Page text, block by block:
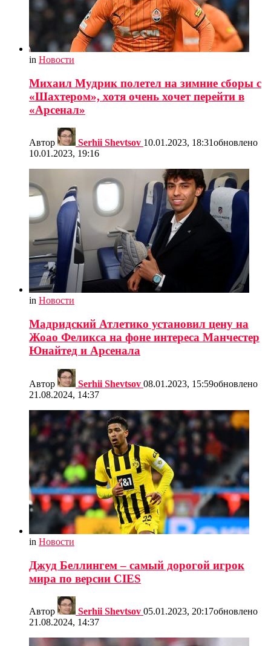
in Новости
Михаил Мудрик полетел на зимние сборы с
«Шахтером», хотя очень хочет перейти в
«Арсенал»
Автор Serhii Shevtsov 10.01.2023, 18:31обновлено
10.01.2023, 19:16
in Новости
Мадридский Атлетико установил цену на
Жоао Феликса на фоне интереса Манчестер
Юнайтед и Арсенала
Автор Serhii Shevtsov 08.01.2023, 15:59обновлено
21.08.2024, 14:37
in Новости
Джуд Беллингем – самый дорогой игрок
мира по версии CIES
Автор Serhii Shevtsov 05.01.2023, 20:17обновлено
21.08.2024, 14:37